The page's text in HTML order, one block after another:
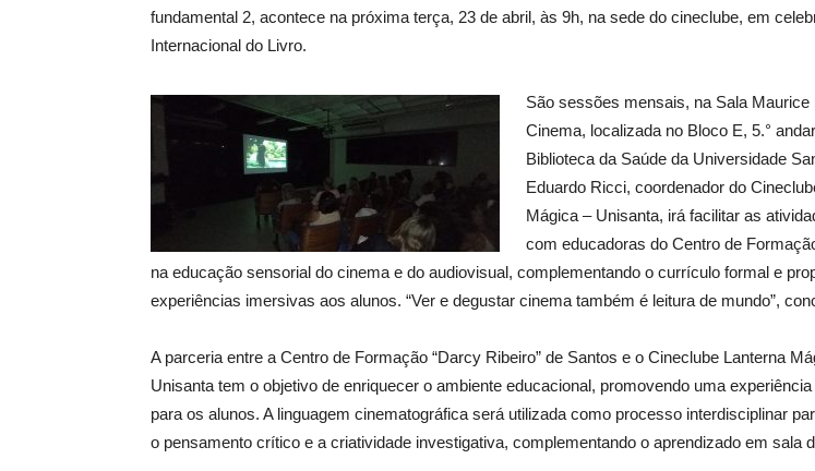
fundamental 2, acontece na próxima terça, 23 de abril, às 9h, na sede do cineclube, em
Internacional do Livro.
São sessões mensais, na Sala Maurice
Cinema, localizada no Bloco E, 5.°
Biblioteca da Saúde da Universidade
Eduardo Ricci, coordenador do
Mágica – Unisanta, irá facilitar as
com educadoras do Centro de
na educação sensorial do cinema e do audiovisual, complementando o currículo formal e
experiências imersivas aos alunos. “Ver e degustar cinema também é leitura de mundo”,
A parceria entre a Centro de Formação “Darcy Ribeiro” de Santos e o Cineclube Lanterna
Unisanta tem o objetivo de enriquecer o ambiente educacional, promovendo uma
para os alunos. A linguagem cinematográfica será utilizada como processo interdisciplinar
o pensamento crítico e a criatividade investigativa, complementando o aprendizado em sala